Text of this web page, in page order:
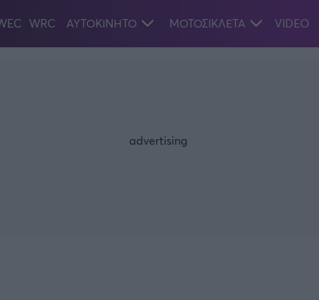
WRC ΑΥΤΟΚΙΝΗΤΟ ΜΟΤΟΣΙΚΛΕΤΑ VIDEO